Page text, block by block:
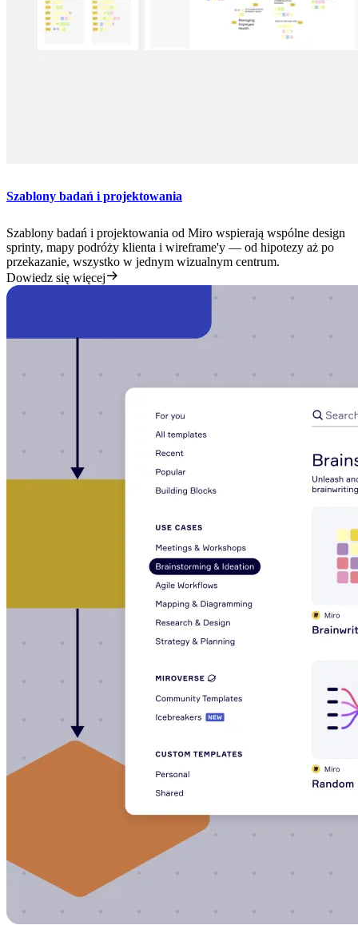
Szablony badań i projektowania
Szablony badań i projektowania od Miro wspierają wspólne design
sprinty, mapy podróży klienta i wireframe'y — od hipotezy aż po
przekazanie, wszystko w jednym wizualnym centrum.
Dowiedz się więcej